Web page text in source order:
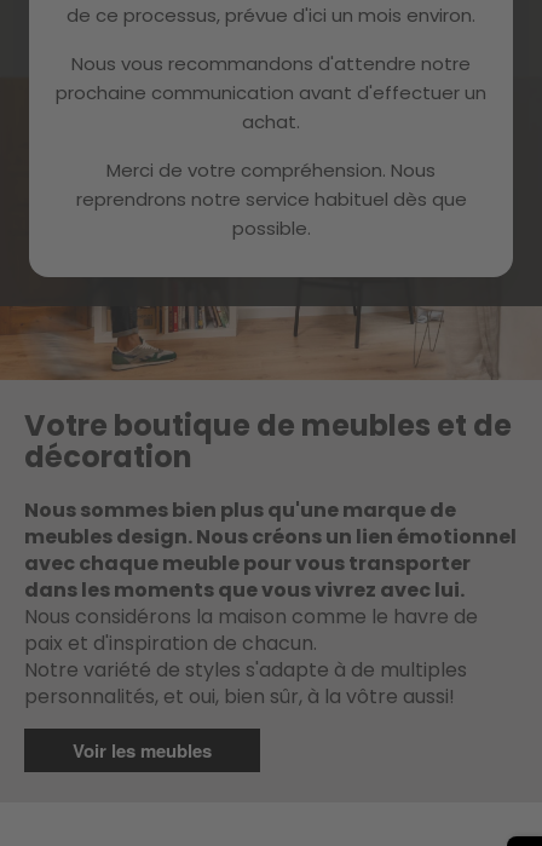
de ce processus, prévue d'ici un mois environ.
Nous vous recommandons d'attendre notre
prochaine communication avant d'effectuer un
achat.
Merci de votre compréhension. Nous
reprendrons notre service habituel dès que
possible.
Votre boutique de meubles et de
décoration
Nous sommes bien plus qu'une marque de
meubles design. Nous créons un lien émotionnel
avec chaque meuble pour vous transporter
dans les moments que vous vivrez avec lui.
Nous considérons la maison comme le havre de
paix et d'inspiration de chacun.
Notre variété de styles s'adapte à de multiples
personnalités, et oui, bien sûr, à la vôtre aussi!
Voir les meubles